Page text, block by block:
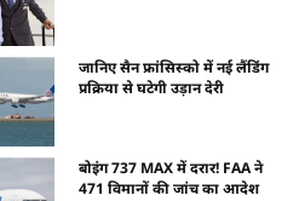
जानिए सैन फ्रांसिस्को में नई लैंडिंग
प्रक्रिया से घटेगी उड़ान देरी
बोइंग 737 MAX में दरार! FAA ने
471 विमानों की जांच का आदेश